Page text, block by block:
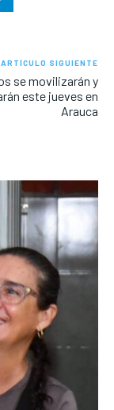
ARTÍCULO SIGUIENTE
se movilizarán y
este jueves en
Arauca